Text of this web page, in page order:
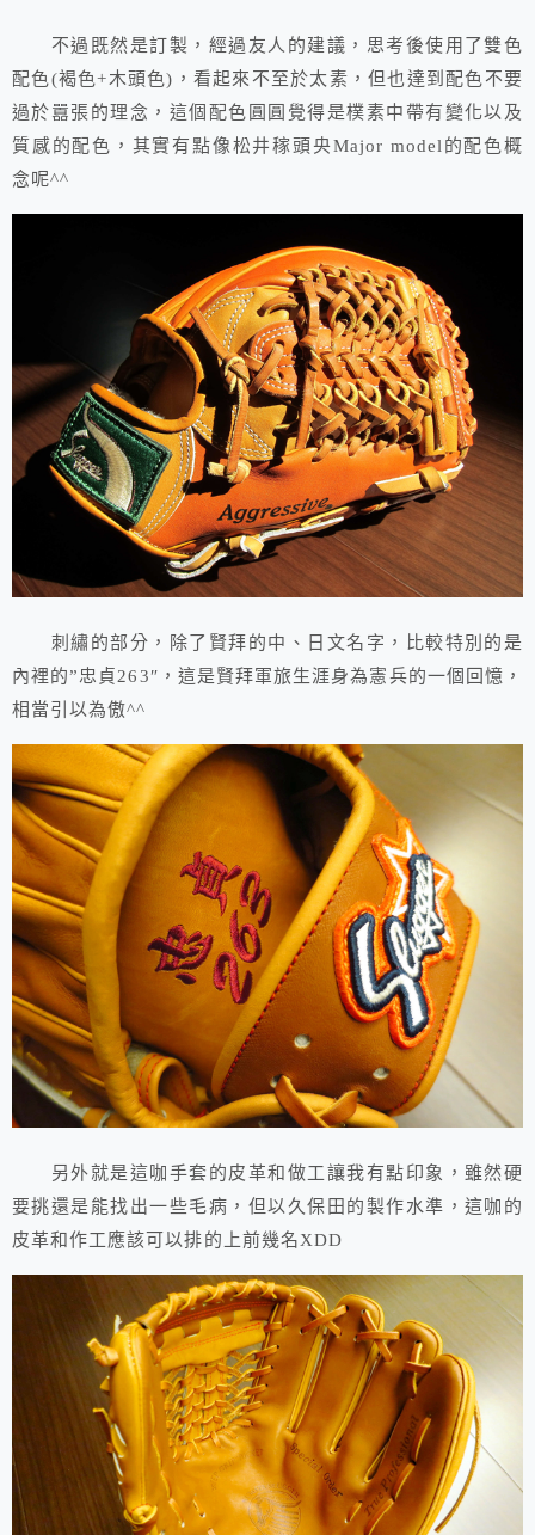
不過既然是訂製，經過友人的建議，思考後使用了雙色
配色(褐色+木頭色)，看起來不至於太素，但也達到配色不要
過於囂張的理念，這個配色圓圓覺得是樸素中帶有變化以及
質感的配色，其實有點像松井稼頭央Major model的配色概
念呢^^
刺繡的部分，除了賢拜的中、日文名字，比較特別的是
內裡的”忠貞263″，這是賢拜軍旅生涯身為憲兵的一個回憶，
相當引以為傲^^
另外就是這咖手套的皮革和做工讓我有點印象，雖然硬
要挑還是能找出一些毛病，但以久保田的製作水準，這咖的
皮革和作工應該可以排的上前幾名XDD